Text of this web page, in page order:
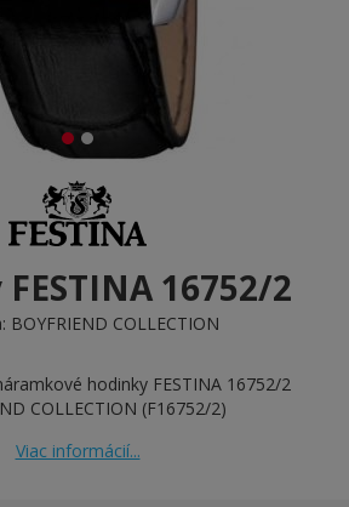
16752/2
BOYFRIEND COLLECTION
hodinky FESTINA 16752/2
COLLECTION (F16752/2)
Viac informácií...